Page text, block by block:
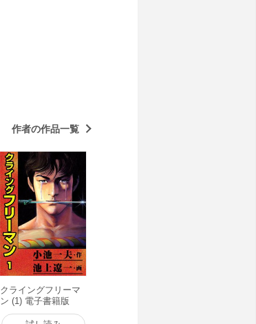
作者の作品一覧
クライングフリーマ
ン (1) 電子書籍版